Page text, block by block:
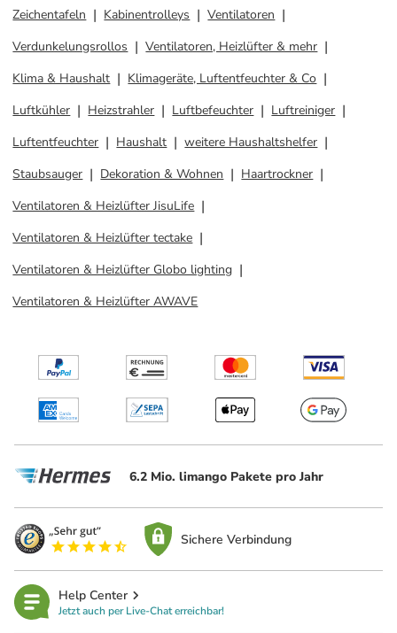
Zeichentafeln
Kabinentrolleys
Ventilatoren
Verdunkelungsrollos
Ventilatoren, Heizlüfter & mehr
Klima & Haushalt
Klimageräte, Luftentfeuchter & Co
Luftkühler
Heizstrahler Luftbefeuchter
Luftreiniger
Luftentfeuchter
Haushalt
weitere Haushaltshelfer
Staubsauger
Dekoration & Wohnen
Haartrockner
Ventilatoren & Heizlüfter JisuLife
Ventilatoren & Heizlüfter tectake
Ventilatoren & Heizlüfter Globo lighting
Ventilatoren & Heizlüfter AWAVE
6.2 Mio. limango Pakete pro Jahr
Sichere Verbindung
Help Center
Jetzt auch per Live-Chat erreichbar!